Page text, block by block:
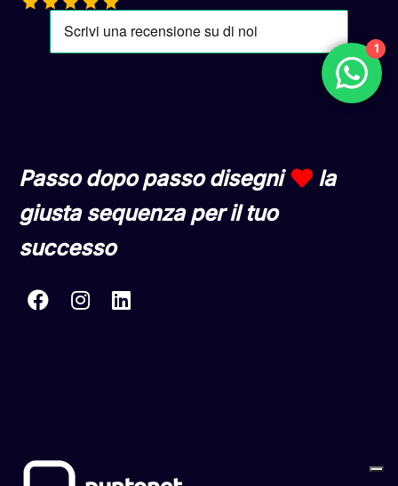
Passo dopo passo disegni
la
giusta sequenza per il tuo
successo
1